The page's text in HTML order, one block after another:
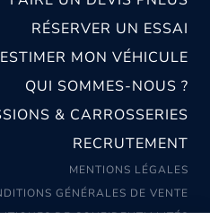
RÉSERVER UN ESSAI
ESTIMER MON VÉHICULE
QUI SOMMES-NOUS ?
& CARROSSERIES
RECRUTEMENT
MENTIONS LÉGALES
GÉNÉRALES DE VENTE
DE CONFIDENTIALITÉS